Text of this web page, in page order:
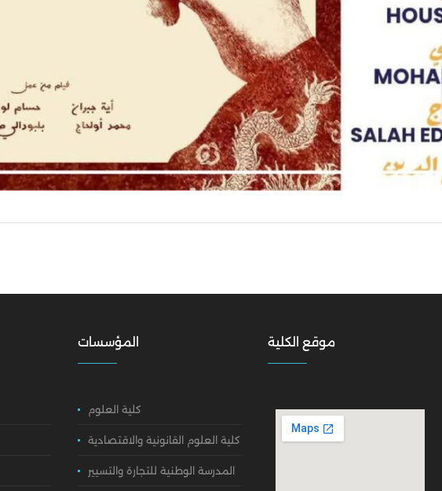
المؤسسات
كلية العلوم
كلية العلوم القانونية والاقتصادية
المدرسة الوطنية للتجارة والتسيير
موقع الكلية